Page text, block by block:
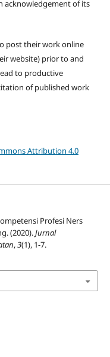
acknowledgement of its
post their work online
website) prior to and
to productive
of published work
Attribution 4.0
Profesi Ners
(2020).Jurnal
,3(1), 1-7.